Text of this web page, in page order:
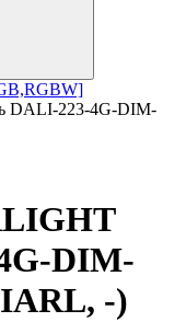
DALI-223-4G-DIM-
DIM-
-)